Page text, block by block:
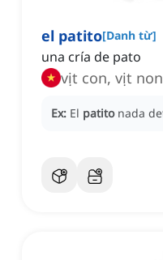
el patito[Danh từ]
una cría de pato
vịt con, vịt non
Ex: El patito nada